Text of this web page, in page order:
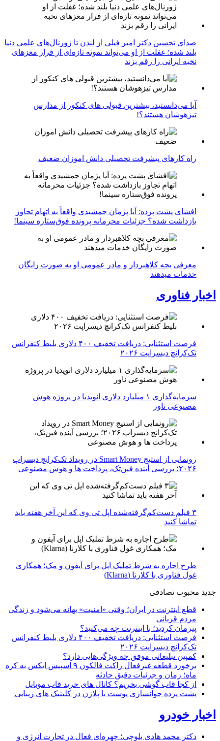
صدای تحسین دکتر امیر فیلی از لندن تا ژورنال‌های علمی دنیا
بلند شده؛ غفلت از او می‌تواند نمونه تازه‌ای از فرار مغزهای
نخبه ایرانی را رقم بزند
آیا می‌دانستید، بیشترین قبولی های کنکور از مدارس
تیزهوشان هستند؟!
راه کارهای پیشرفت تحصیلی دانش اموزان ضعیف
افشای پشت پرده: آیا پژمان جمشیدی واقعاً به اتهام تجاوز
بازداشت شده؟ جزئیات محرمانه پرونده فوق‌ستاره سینما!
معرفی بچه کلاهبردار و مادر عمومی او به صورت رایگان
خدمات میدهند
اخبار فناوری
فرصت استثنایی: دریافت تخفیف ۴۰۰ دلاری بلیط کنفرانس
تک‌کرانچ دیسراپت ۲۰۲۶
سرمایه‌گذاری ۱ میلیارد دلاری انویدیا در پروژه هوش
مصنوعی ناور
رونمایی از استیج Smart Money در رویداد تک‌کرانچ دیسراپ
۲۰۲۶؛ بررسی آینده فین‌تک، پرداخت‌ ها و هوش مصنوعی
۳ فیلم دست‌کم‌گرفته‌شده اپل تی وی که این آخر هفته باید
تماشا کنید
طرح اجاره به شرط تملیک اپل برای آیفون و مک؛ همکاری
غول فناوری با کلارنا (Klarna)
جدید محبوب تصادفی
قطع اینترنت در ایران؛ وقتی «امنیت» بهانه می‌شود و زندگی
مردم قربانی
پیرمان کردید؛ با اینترنت چه می‌کنید؟
فرصت استثنایی: دریافت تخفیف ۴۰۰ دلاری بلیط کنفرانس
تک‌کرانچ دیسراپت ۲۰۲۶
کمپین تبلیغاتی موفق چه ویژگی‌هایی دارد؟
برخورد قطعه غیرفعال راکت فالکون ۹ اسپیس ایکس به کره
ماه؛ زمان و جزئیات دقیق حادثه
از کجا قاب گوشی بخریم؟ کانال های خرید قاب موبایل
پشت پرده جوانسازی پوست با پلاژن در کلینیک های زیبایی
اخبار خودرو
دکتر محمد هادی بلوچی؛ چهره‌ای فعال در تجارت انرژی و